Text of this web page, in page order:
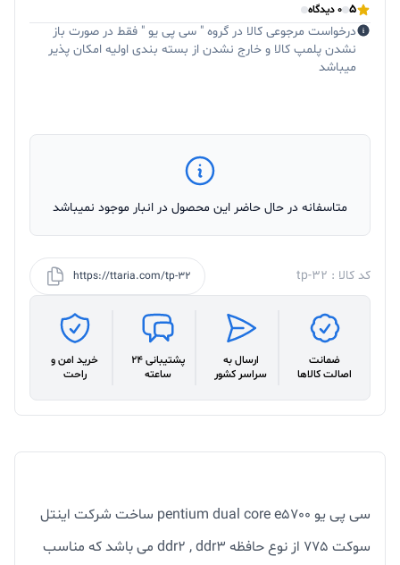
5 0 دیدگاه
درخواست مرجوعی کالا در گروه " سی پی یو " فقط در صورت باز
نشدن پلمپ کالا و خارج نشدن از بسته بندی اولیه امکان پذیر
میباشد
متاسفانه در حال حاضر این محصول در انبار موجود نمیباشد
کد کالا : tp-32 https://ttaria.com/tp-32
ضمانت
اصالت کالاها
ارسال به
سراسر کشور
پشتیبانی 24
ساعته
خرید امن و
راحت
سی پی یو pentium dual core e5700 ساخت شرکت اینتل
سوکت 775 از نوع حافظه ddr2 , ddr3 می باشد که مناسب